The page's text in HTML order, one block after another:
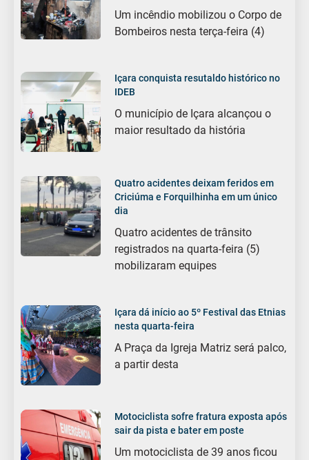
Um incêndio mobilizou o Corpo de
Bombeiros nesta terça-feira (4)
Içara conquista resutaldo histórico no
IDEB
O município de Içara alcançou o
maior resultado da história
Quatro acidentes deixam feridos em
Criciúma e Forquilhinha em um único
dia
Quatro acidentes de trânsito
registrados na quarta-feira (5)
mobilizaram equipes
Içara dá início ao 5º Festival das Etnias
nesta quarta-feira
A Praça da Igreja Matriz será palco,
a partir desta
Motociclista sofre fratura exposta após
sair da pista e bater em poste
Um motociclista de 39 anos ficou